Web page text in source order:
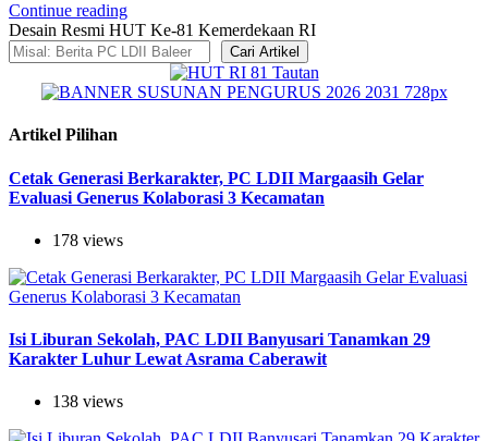
Continue reading
Desain Resmi HUT Ke-81 Kemerdekaan RI
Cari Artikel
Artikel Pilihan
Cetak Generasi Berkarakter, PC LDII Margaasih Gelar
Evaluasi Generus Kolaborasi 3 Kecamatan
178 views
Isi Liburan Sekolah, PAC LDII Banyusari Tanamkan 29
Karakter Luhur Lewat Asrama Caberawit
138 views